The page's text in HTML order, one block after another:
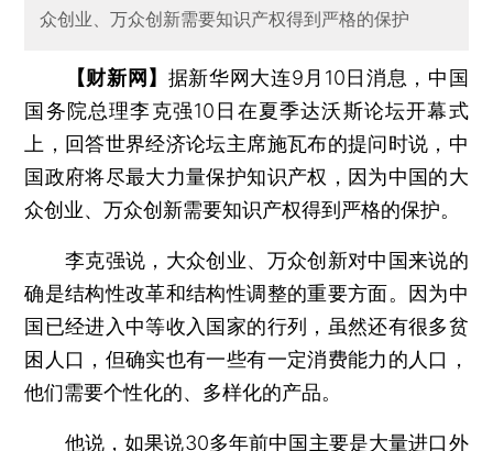
众创业、万众创新需要知识产权得到严格的保护
【财新网】 据新华网大连9月10日消息，中国
国务院总理李克强10日在夏季达沃斯论坛开幕式
上，回答世界经济论坛主席施瓦布的提问时说，中
国政府将尽最大力量保护知识产权，因为中国的大
众创业、万众创新需要知识产权得到严格的保护。
李克强说，大众创业、万众创新对中国来说的
确是结构性改革和结构性调整的重要方面。因为中
国已经进入中等收入国家的行列，虽然还有很多贫
困人口，但确实也有一些有一定消费能力的人口，
他们需要个性化的、多样化的产品。
他说，如果说30多年前中国主要是大量进口外